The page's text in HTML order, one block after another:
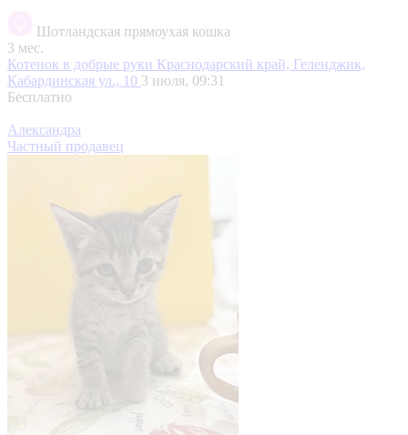
Шотландская прямоухая кошка
3 мес.
Котенок в добрые руки Краснодарский край, Геленджик,
Кабардинская ул., 10 3 июля, 09:31
Бесплатно
Александра
Частный продавец